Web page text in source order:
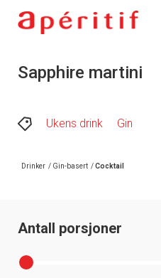
Sapphire martini
Ukens drink Gin
Drinker / Gin-basert /Cocktail
Antall porsjoner